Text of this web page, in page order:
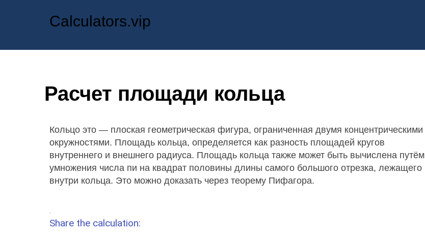
Calculators.vip
Расчет площади кольца
Кольцо это — плоская геометрическая фигура, ограниченная двумя концентрическими
окружностями. Площадь кольца, определяется как разность площадей кругов
внутреннего и внешнего радиуса. Площадь кольца также может быть вычислена путём
умножения числа пи на квадрат половины длины самого большого отрезка, лежащего
внутри кольца. Это можно доказать через теорему Пифагора.
Share the calculation: